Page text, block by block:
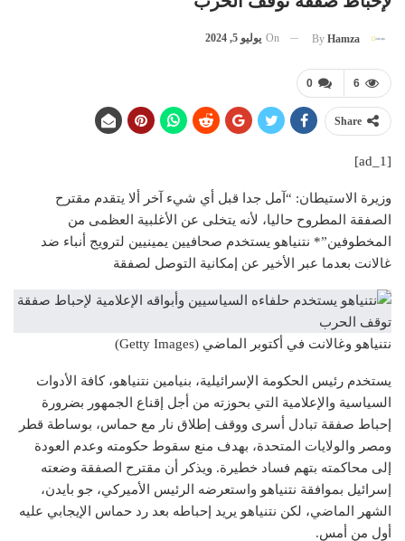
By Hamza
On يوليو 5, 2024
0 6
Share
[ad_1]
وزيرة الاستيطان: “آمل جدا قبل أي شيء آخر ألا يتقدم مقترح
الصفقة المطروح حاليا، لأنه يتخلى عن الأغلبية العظمى من
المخطوفين”* نتنياهو يستخدم صحافيين يمينيين لترويج أنباء ضد
غالانت بعدما عبر الأخير عن إمكانية التوصل لصفقة
نتنياهو وغالانت في أكتوبر الماضي (Getty Images)
يستخدم رئيس الحكومة الإسرائيلية، بنيامين نتنياهو، كافة الأدوات
السياسية والإعلامية التي بحوزته من أجل إقناع الجمهور بضرورة
إحباط صفقة تبادل أسرى ووقف إطلاق نار مع حماس، بوساطة قطر
ومصر والولايات المتحدة، بهدف منع سقوط حكومته وعدم العودة
إلى محاكمته بتهم فساد خطيرة. ويذكر أن مقترح الصفقة وضعته
إسرائيل بموافقة نتنياهو واستعرضه الرئيس الأميركي، جو بايدن،
الشهر الماضي، لكن نتنياهو يريد إحباطه بعد رد حماس الإيجابي عليه
أول من أمس.